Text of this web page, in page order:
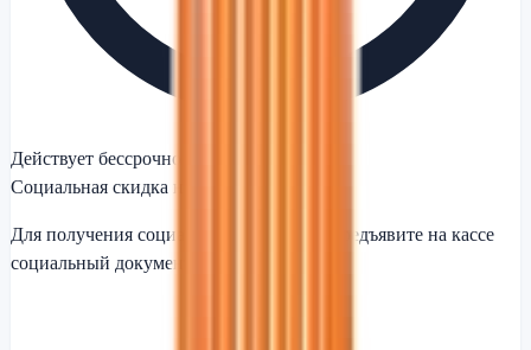
Действует бессрочно
Социальная скидка на покупки
Для получения социальной скидки 5% предъявите на кассе
социальный документ.